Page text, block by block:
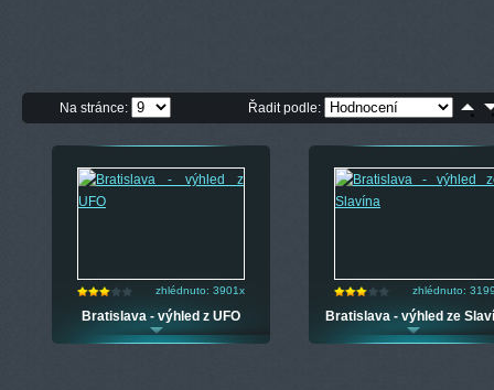
Na stránce: Řadit podle:
zhlédnuto: 3901x
Bratislava - výhled z UFO
zhlédnuto:
Bratislava - výhled ze